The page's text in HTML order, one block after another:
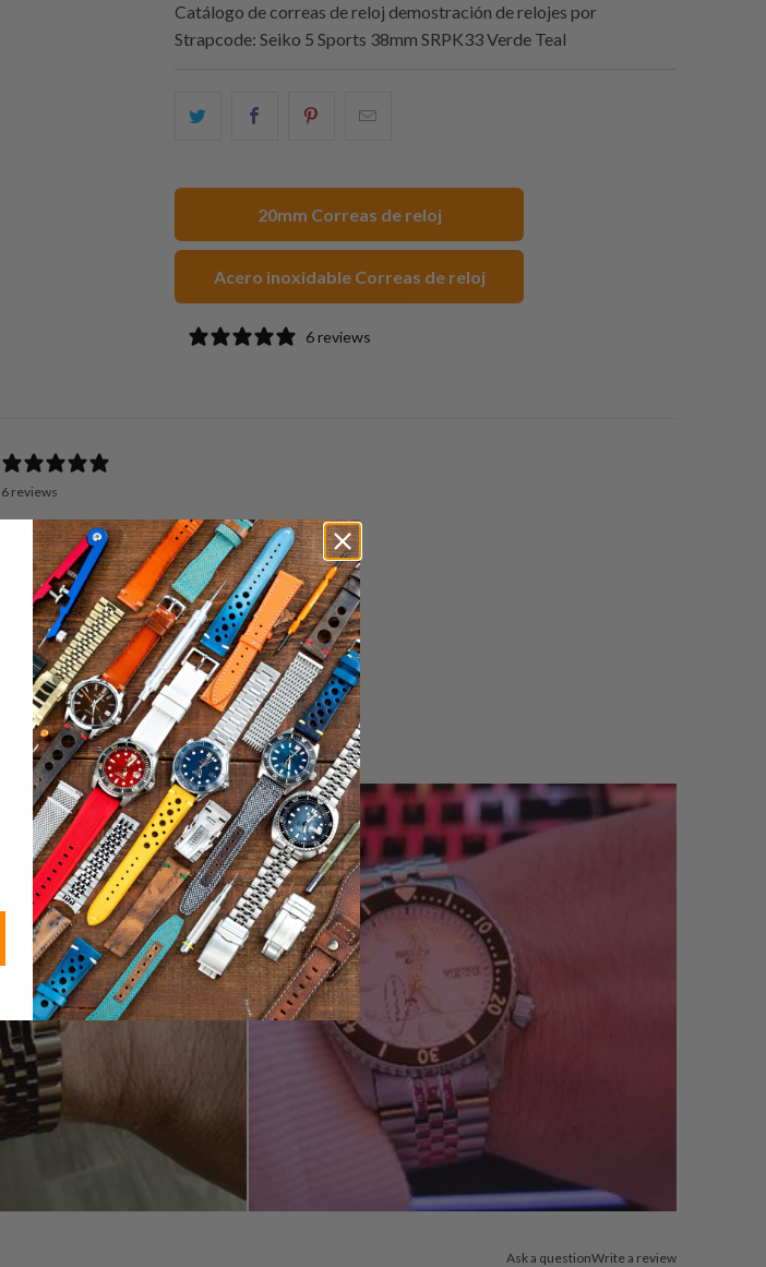
Catálogo de correas de reloj demostración de relojes por
Strapcode: Seiko 5 Sports 38mm SRPK33 Verde Teal
ComparteComparteCompartir
friend
20mm Correas de reloj
Acero inoxidable Correas de reloj
6 reviews
6 reviews
100%
0%
0%
0%
0%
Ask a questionWrite a review